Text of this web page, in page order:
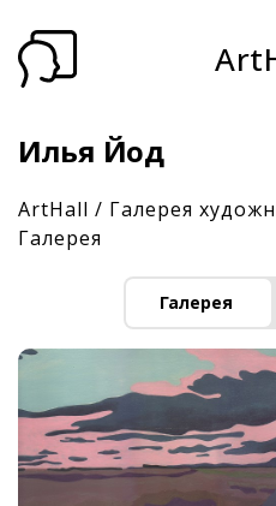
Илья Йод
ArtHall / Галерея
Галерея
Галерея